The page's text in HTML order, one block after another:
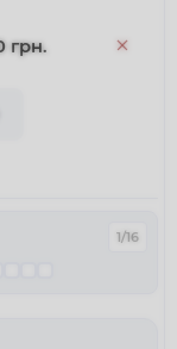
грн.
1/16